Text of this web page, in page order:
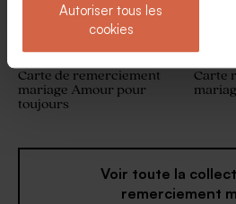
Autoriser tous les
cookies
Carte de remerciement
mariage Amour pour
toujours
Carte
Voir toute la
remerciement